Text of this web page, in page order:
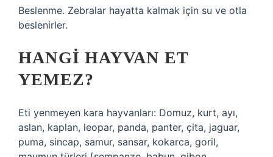
Beslenme. Zebralar hayatta kalmak için su ve otla
beslenirler.
HANGI HAYVAN ET
YEMEZ?
Eti yenmeyen kara hayvanları: Domuz, kurt, ayı,
aslan, kaplan, leopar, panda, panter, çita, jaguar,
puma, sincap, samur, sansar, kokarca, goril,